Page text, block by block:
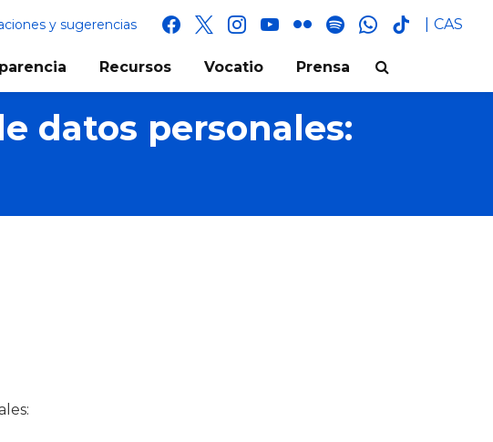
y sugerencias facebook
x instagram
youtube
flickr spotifywhatsapp
tik
CAS
Recursos Vocatio Prensa
datos personales: